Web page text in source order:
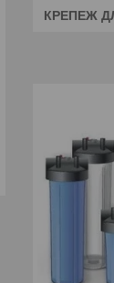
КРЕПЕЖ